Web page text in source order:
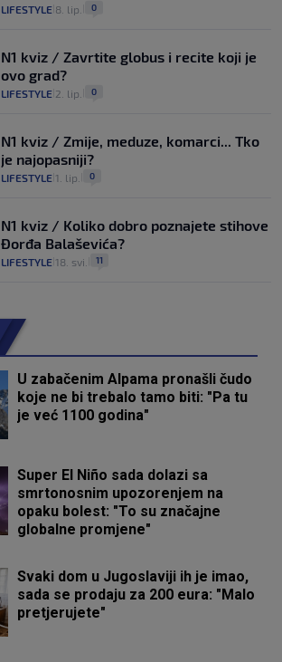
LIFESTYLE 8. lip. 0
N1 kviz / Zavrtite globus i recite koji je
ovo grad?
LIFESTYLE 2. lip. 0
N1 kviz / Zmije, meduze, komarci... Tko
je najopasniji?
LIFESTYLE 1. lip. 0
N1 kviz / Koliko dobro poznajete stihove
Đorđa Balaševića?
LIFESTYLE 18. svi. 11
U zabačenim Alpama pronašli čudo
koje ne bi trebalo tamo biti: "Pa tu
je već 1100 godina"
Super El Niño sada dolazi sa
smrtonosnim upozorenjem na
opaku bolest: "To su značajne
globalne promjene"
Svaki dom u Jugoslaviji ih je imao,
sada se prodaju za 200 eura: "Malo
pretjerujete"